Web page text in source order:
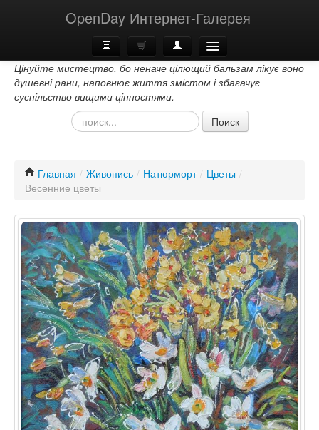
OpenDay Интернет-Галерея
Главная
О Нас
Цінуйте мистецтво, бо неначе цілющий бальзам лікує воно
душевні рани, наповнює життя змістом і збагачує
суспільство вищими цінностями.
Поиск
Главная / Живопись / Натюрморт / Цветы /
Весенние цветы